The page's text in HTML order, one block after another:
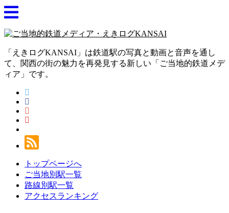
「えきログKANSAI」は鉄道駅の写真と動画と音声を通し
て、関西の街の魅力を再発見する新しい「ご当地的鉄道メデ
ィア」です。
トップページへ
ご当地別駅一覧
路線別駅一覧
アクセスランキング